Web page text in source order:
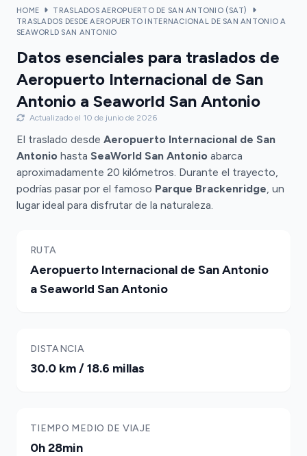
HOME
TRASLADOS AEROPUERTO DE SAN ANTONIO (SAT)
TRASLADOS DESDE AEROPUERTO INTERNACIONAL DE SAN ANTONIO A
SEAWORLD SAN ANTONIO
Datos esenciales para traslados de
Aeropuerto Internacional de San
Antonio a Seaworld San Antonio
Actualizado el 10 de junio de 2026
El traslado desde Aeropuerto Internacional de San
Antonio hasta SeaWorld San Antonio abarca
aproximadamente 20 kilómetros. Durante el trayecto,
podrías pasar por el famoso Parque Brackenridge, un
lugar ideal para disfrutar de la naturaleza.
RUTA
Aeropuerto Internacional de San Antonio
a Seaworld San Antonio
DISTANCIA
30.0 km / 18.6 millas
TIEMPO MEDIO DE VIAJE
0h 28min